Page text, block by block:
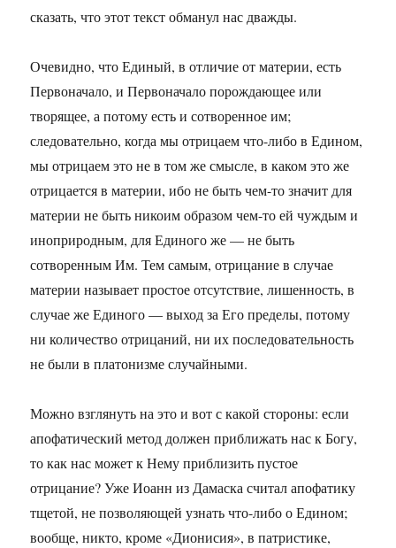
сказать, что этот текст обманул нас дважды.
Очевидно, что Единый, в отличие от материи, есть
Первоначало, и Первоначало порождающее или
творящее, а потому есть и сотворенное им;
следовательно, когда мы отрицаем что-либо в Едином,
мы отрицаем это не в том же смысле, в каком это же
отрицается в материи, ибо не быть чем-то значит для
материи не быть никоим образом чем-то ей чуждым и
иноприродным, для Единого же — не быть
сотворенным Им. Тем самым, отрицание в случае
материи называет простое отсутствие, лишенность, в
случае же Единого — выход за Его пределы, потому
ни количество отрицаний, ни их последовательность
не были в платонизме случайными.
Можно взглянуть на это и вот с какой стороны: если
апофатический метод должен приближать нас к Богу,
то как нас может к Нему приблизить пустое
отрицание? Уже Иоанн из Дамаска считал апофатику
тщетой, не позволяющей узнать что-либо о Едином;
вообще, никто, кроме «Дионисия», в патристике,